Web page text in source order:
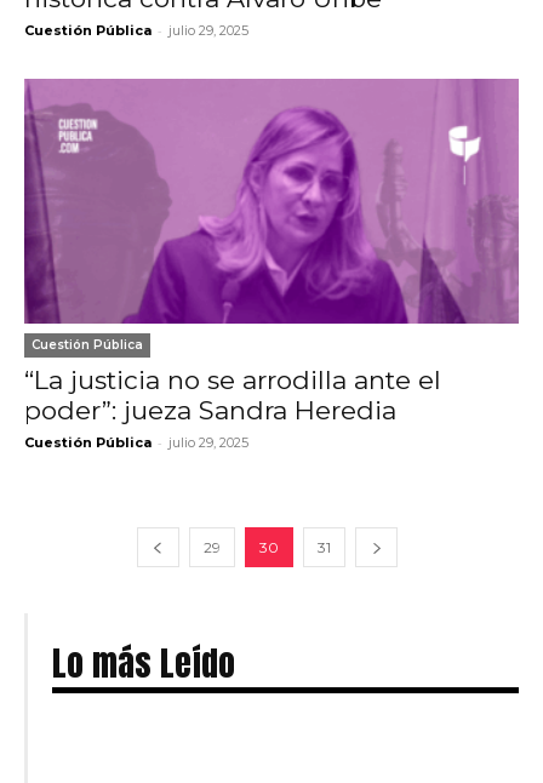
Cuestión Pública - julio 29, 2025
Cuestión Pública
“La justicia no se arrodilla ante el
poder”: jueza Sandra Heredia
Cuestión Pública - julio 29, 2025
29 30 31
Lo más Leído